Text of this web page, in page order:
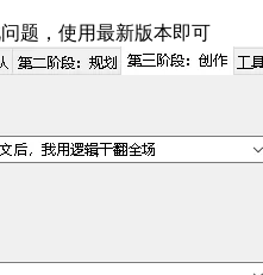
题，使用最新版本即可